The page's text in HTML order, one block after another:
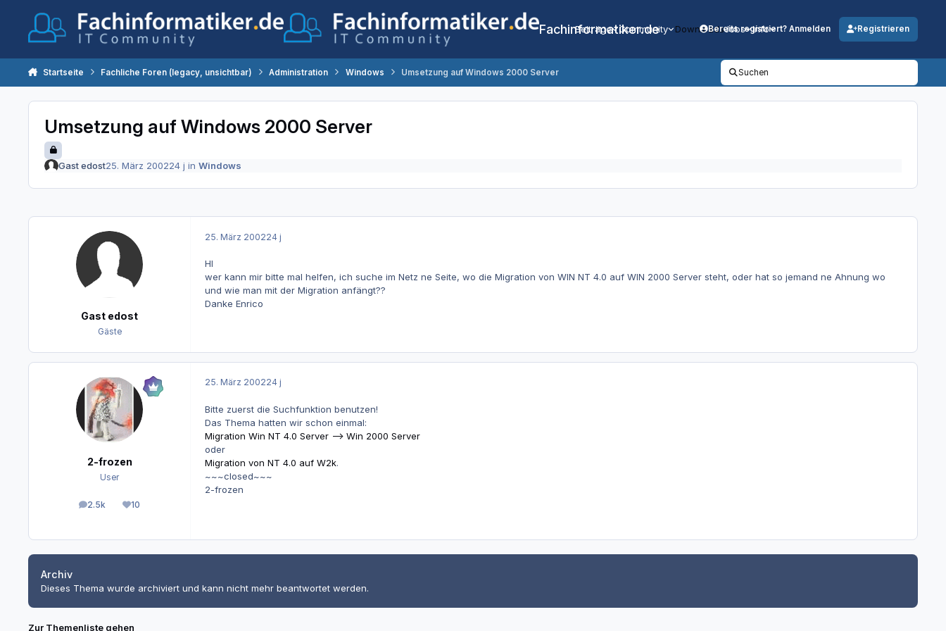
Fachinformatiker.de
Beiträge Community DownloadsJobs Info
Bereits registriert? Anmelden Registrieren
Startseite Fachliche Foren (legacy, unsichtbar) Administration Windows Umsetzung auf Windows 2000 Server Suchen
Umsetzung auf Windows 2000 Server
Gast edost25. März 200224 j in Windows
Gast edost
Gäste
25. März 200224 j
HI
wer kann mir bitte mal helfen, ich suche im Netz ne Seite, wo die Migration von WIN NT 4.0 auf WIN 2000 Server steht, oder hat so jemand ne Ahnung wo
und wie man mit der Migration anfängt??
Danke Enrico
2-frozen
User
2.5k
Beiträge 10
Reputation
25. März 200224 j
Bitte zuerst die Suchfunktion benutzen!
Das Thema hatten wir schon einmal:
Migration Win NT 4.0 Server --> Win 2000 Server
oder
Migration von NT 4.0 auf W2k.
~~~closed~~~
2-frozen
Archiv
Dieses Thema wurde archiviert und kann nicht mehr beantwortet werden.
Zur Themenliste gehen